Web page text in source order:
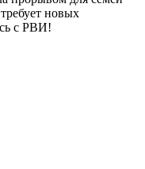
новых
с РВИ!